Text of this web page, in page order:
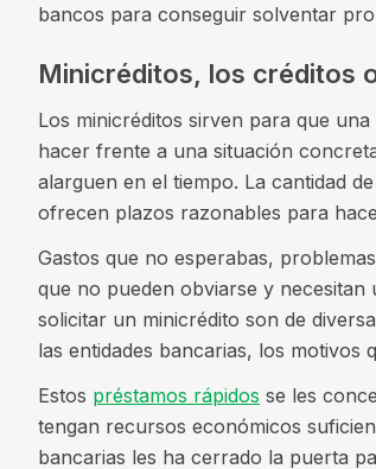
bancos para conseguir solventar
Minicréditos, los créditos
Los minicréditos sirven para que
hacer frente a una situación
alarguen en el tiempo. La cantidad
ofrecen plazos razonables para
Gastos que no esperabas,
que no pueden obviarse y
solicitar un minicrédito son de
las entidades bancarias, los
Estos préstamos rápidos se les
tengan recursos económicos
bancarias les ha cerrado la puerta